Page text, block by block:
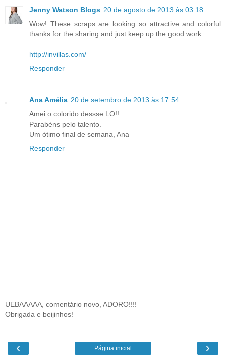
Jenny Watson Blogs 20 de agosto de 2013 às 03:18
Wow! These scraps are looking so attractive and colorful
thanks for the sharing and just keep up the good work.
http://invillas.com/
Responder
Ana Amélia 20 de setembro de 2013 às 17:54
Amei o colorido dessse LO!!
Parabéns pelo talento.
Um ótimo final de semana, Ana
Responder
UEBAAAAA, comentário novo, ADORO!!!!
Obrigada e beijinhos!
‹ ›
Página inicial